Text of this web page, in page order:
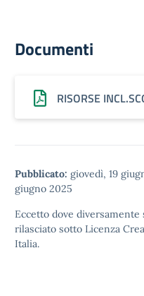
Documenti
RISORSE
Pubblicato: giovedì, 19
giugno 2025
Eccetto dove
rilasciato sotto Licenza
Italia.